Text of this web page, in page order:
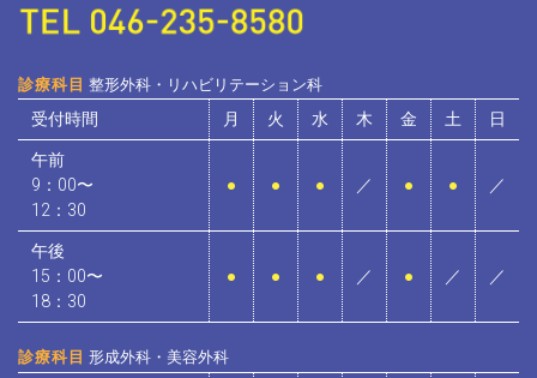
診療科目 整形外科・リハビリテーション科
受付時間 月 火 水 木 金 土 日
午前
9：00〜
12：30
● ● ● ／ ● ● ／
午後
15：00〜
18：30
● ● ● ／ ● ／ ／
診療科目 形成外科・美容外科